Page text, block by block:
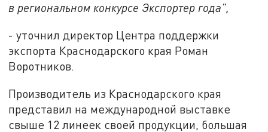
в региональном конкурсе Экспортер года",
- уточнил директор Центра поддержки
экспорта Краснодарского края Роман
Воротников.
Производитель из Краснодарского края
представил на международной выставке
свыше 12 линеек своей продукции, большая